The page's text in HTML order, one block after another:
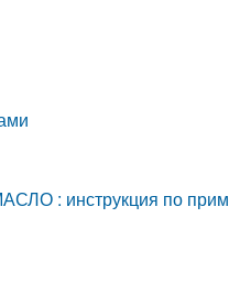
: инструкция по